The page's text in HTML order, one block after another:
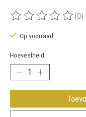
De beoordeling van dit(0)
Op voorraad
Hoeveelheid: